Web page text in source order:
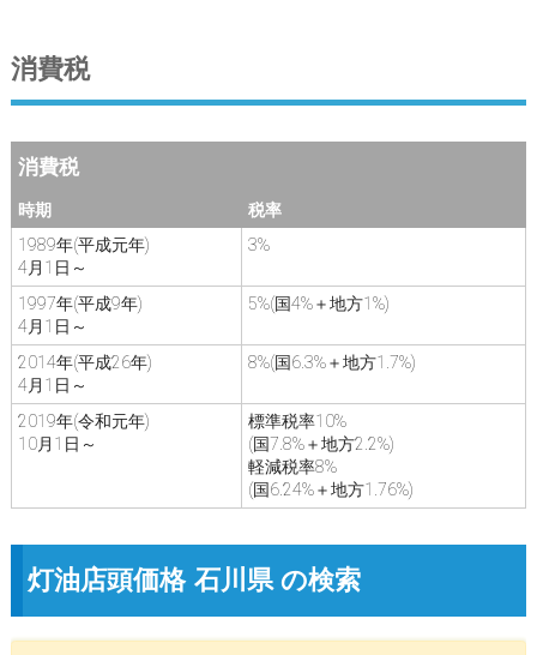
消費税
消費税
時期
税率
1989年(平成元年)
4月1日～
3%
1997年(平成9年)
4月1日～
5%(国4%＋地方1%)
2014年(平成26年)
4月1日～
8%(国6.3%＋地方1.7%)
2019年(令和元年)
10月1日～
標準税率10%
(国7.8%＋地方2.2%)
軽減税率8%
(国6.24%＋地方1.76%)
灯油店頭価格 石川県 の検索